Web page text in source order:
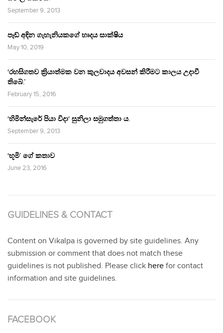
September 9, 2013
පෑඩ් අඳින ගැහැනියකගේ හෘදය සාක්ෂිය
May 10, 2019
‘රහසිගතව ක්‍රියාත්මක වන කුලවාදය අවසන් කිරීමට කාලය උදාවී
තිබේ.’
February 15, 2016
‘හිමින්සැරේ පියා විදා‘ සුනිලා සමුගත්තා ය.
September 9, 2013
‘භූමි’ ගේ කතාව
June 23, 2016
GUIDELINES & CONTACT
Content on Vikalpa is governed by site guidelines. Any
submission or comment that does not match these
guidelines is not published. Please click here for contact
information and site guidelines.
FACEBOOK